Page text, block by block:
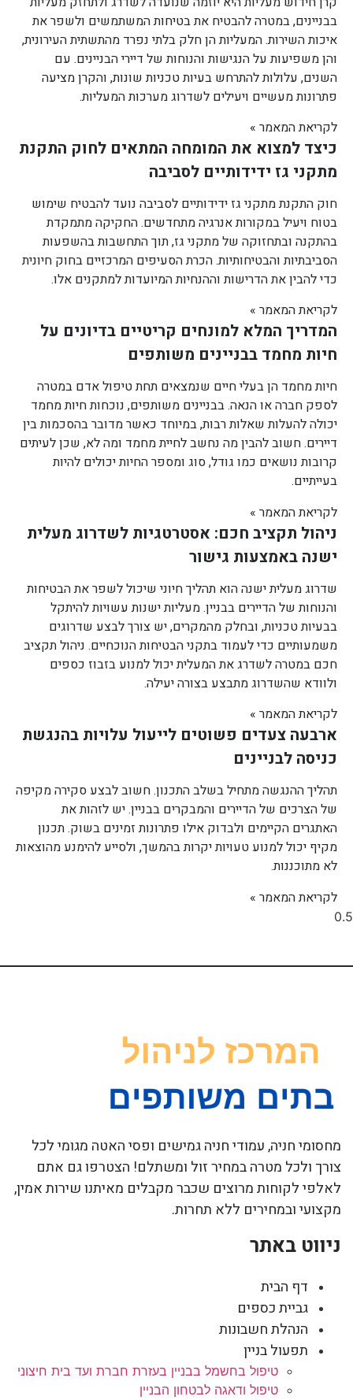
בבניינים, במטרה להבטיח את בטיחות המשתמשים ולשפר את
איכות השירות. המעליות הן חלק בלתי נפרד מהתשתית העירונית,
והן משפיעות על הנגישות והנוחות של דיירי הבניינים. עם
השנים, עלולות להתרחש בעיות טכניות שונות, והקרן מציעה
פתרונות מעשיים ויעילים לשדרוג מערכות המעליות.
לקריאת המאמר »
כיצד למצוא את המומחה המתאים לחוק התקנת
מתקני גז ידידותיים לסביבה
חוק התקנת מתקני גז ידידותיים לסביבה נועד להבטיח שימוש
בטוח ויעיל במקורות אנרגיה מתחדשים. החקיקה מתמקדת
בהתקנה ובתחזוקה של מתקני גז, תוך התחשבות בהשפעות
הסביבתיות והבטיחותיות. הכרת הסעיפים המרכזיים בחוק חיונית
כדי להבין את הדרישות וההנחיות המיועדות למתקנים אלו.
לקריאת המאמר »
המדריך המלא למונחים קריטיים בדיונים על
חיות מחמד בבניינים משותפים
חיות מחמד הן בעלי חיים שנמצאים תחת טיפול אדם במטרה
לספק חברה או הנאה. בבניינים משותפים, נוכחות חיות מחמד
יכולה להעלות שאלות רבות, במיוחד כאשר מדובר בהסכמות בין
דיירים. חשוב להבין מה נחשב לחיית מחמד ומה לא, שכן לעיתים
קרובות נושאים כמו גודל, סוג ומספר החיות יכולים להיות
בעייתיים.
לקריאת המאמר »
ניהול תקציב חכם: אסטרטגיות לשדרוג מעלית
ישנה באמצעות גישור
שדרוג מעלית ישנה הוא תהליך חיוני שיכול לשפר את הבטיחות
והנוחות של הדיירים בבניין. מעליות ישנות עשויות להיתקל
בבעיות טכניות, ובחלק מהמקרים, יש צורך לבצע שדרוגים
משמעותיים כדי לעמוד בתקני הבטיחות הנוכחיים. ניהול תקציב
חכם במטרה לשדרג את המעלית יכול למנוע בזבוז כספים
ולוודא שהשדרוג מתבצע בצורה יעילה.
לקריאת המאמר »
ארבעה צעדים פשוטים לייעול עלויות בהנגשת
כניסה לבניינים
תהליך ההנגשה מתחיל בשלב התכנון. חשוב לבצע סקירה מקיפה
של הצרכים של הדיירים והמבקרים בבניין. יש לזהות את
האתגרים הקיימים ולבדוק אילו פתרונות זמינים בשוק. תכנון
מקיף יכול למנוע טעויות יקרות בהמשך, ולסייע להימנע מהוצאות
לא מתוכננות.
לקריאת המאמר »
מחסומי חניה, עמודי חניה גמישים ופסי האטה מגומי לכל
צורך ולכל מטרה במחיר זול ומשתלם! הצטרפו גם אתם
לאלפי לקוחות מרוצים שכבר מקבלים מאיתנו שירות אמין,
מקצועי ובמחירים ללא תחרות.
ניווט באתר
דף הבית
גביית כספים
הנהלת חשבונות
תפעול בניין
טיפול בחשמל בבניין בעזרת חברת ועד בית חיצוני
טיפול ודאגה לבטחון הבניין